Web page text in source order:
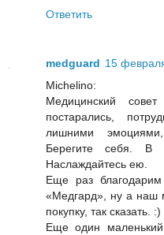
Ответить
medguard 15
Michelino:
Медицинский
постарались,
лишними
Берегите себя. В
Наслаждайтесь ею.
Еще раз
«Медгард», ну а наш
покупку, так сказать. :)
Еще один маленький